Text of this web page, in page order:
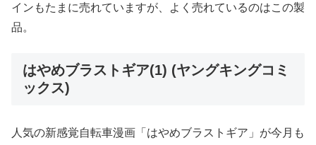
インもたまに売れていますが、よく売れているのはこの製
品。
はやめブラストギア(1) (ヤングキングコミ
ックス)
人気の新感覚自転車漫画「はやめブラストギア」が今月も